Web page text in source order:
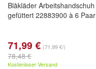
Blåkläder Arbeitshandschuh
gefüttert 22883900 à 6 Paar
71,99 € (71,99 €/)
78,48 €
Kostenloser Versand